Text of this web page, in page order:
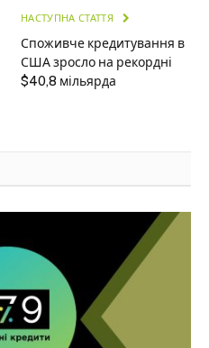
НАСТУПНА СТАТТЯ
Споживче кредитування в
США зросло на рекордні
$40,8 мільярда